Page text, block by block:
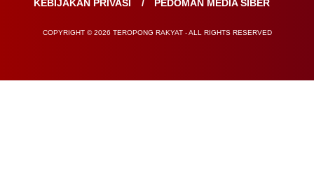
KEBIJAKAN PRIVASI
PEDOMAN MEDIA SIBER
COPYRIGHT © 2026 TEROPONG RAKYAT - ALL RIGHTS RESERVED